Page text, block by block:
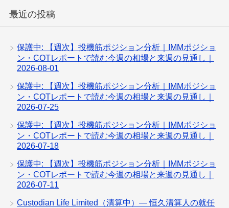
最近の投稿
保護中: 【週次】投機筋ポジション分析｜IMMポジショ
ン・COTレポートで読む今週の相場と来週の見通し｜
2026-08-01
保護中: 【週次】投機筋ポジション分析｜IMMポジショ
ン・COTレポートで読む今週の相場と来週の見通し｜
2026-07-25
保護中: 【週次】投機筋ポジション分析｜IMMポジショ
ン・COTレポートで読む今週の相場と来週の見通し｜
2026-07-18
保護中: 【週次】投機筋ポジション分析｜IMMポジショ
ン・COTレポートで読む今週の相場と来週の見通し｜
2026-07-11
Custodian Life Limited（清算中）— 恒久清算人の就任